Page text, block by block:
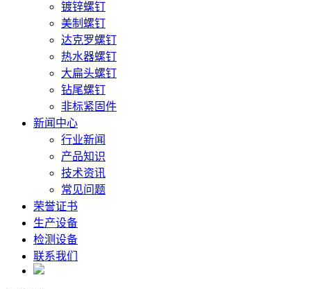
镀锌螺钉
美制螺钉
达克罗螺钉
热水器螺钉
大扁头螺钉
钻尾螺钉
非标紧固件
新闻中心
行业新闻
产品知识
技术资讯
常见问题
荣誉证书
生产设备
检测设备
联系我们